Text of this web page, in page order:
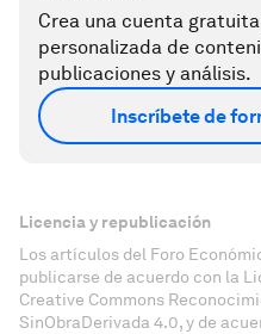
Crea una cuenta
personalizada de
publicaciones y análisis.
Inscríbete de
Licencia y republicación
Los artículos del Foro
publicarse de acuerdo con la
Creative Commons
SinObraDerivada 4.0, y de